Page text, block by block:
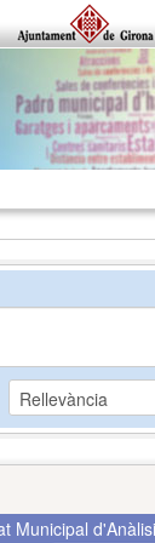
Municipal